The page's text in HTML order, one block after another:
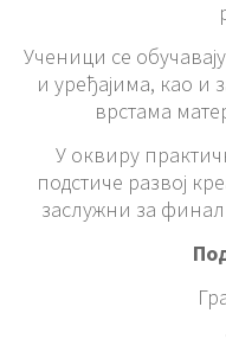
Ученици се
и уређајима, као и
врстама
У оквиру
подстиче развој
заслужни за